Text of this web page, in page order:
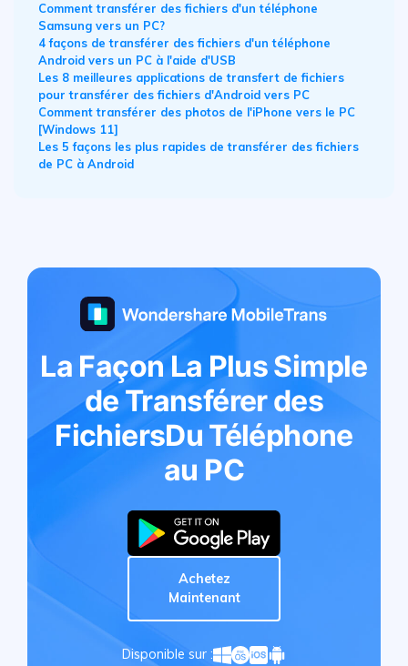
Comment transférer des fichiers d'un téléphone
Samsung vers un PC?
4 façons de transférer des fichiers d'un téléphone
Android vers un PC à l'aide d'USB
Les 8 meilleures applications de transfert de fichiers
pour transférer des fichiers d'Android vers PC
Comment transférer des photos de l'iPhone vers le PC
[Windows 11]
Les 5 façons les plus rapides de transférer des fichiers
de PC à Android
La Façon La Plus Simple
de Transférer des
FichiersDu Téléphone
au PC
Achetez
Maintenant
Disponible sur :